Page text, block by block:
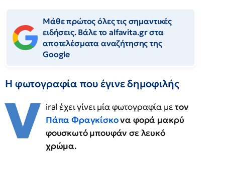
Μάθε πρώτος όλες τις σημαντικές
ειδήσεις. Βάλε το alfavita.gr στα
αποτελέσματα αναζήτησης της
Google
Η φωτογραφία που έγινε δημοφιλής
V iral έχει γίνει μία φωτογραφία μετον
Πάπα Φραγκίσκονα φορά μακρύ
φουσκωτό μπουφάν σε λευκό
χρώμα.